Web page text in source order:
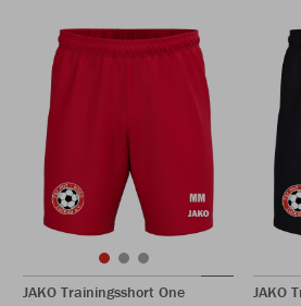
JAKO Trainingsshort One
JAKO